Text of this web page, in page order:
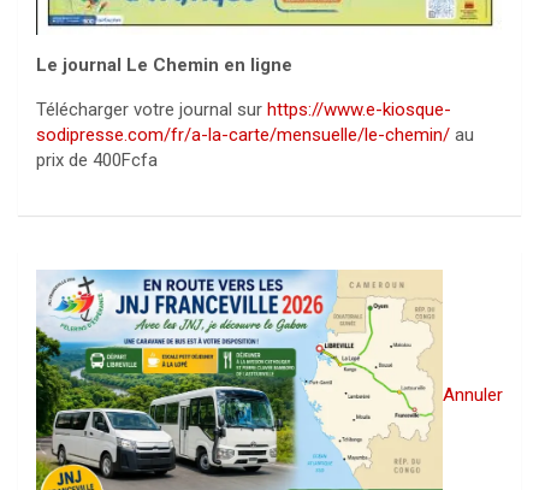
Le journal Le Chemin en ligne
Télécharger votre journal sur https://www.e-kiosque-
sodipresse.com/fr/a-la-carte/mensuelle/le-chemin/ au
prix de 400Fcfa
Annuler